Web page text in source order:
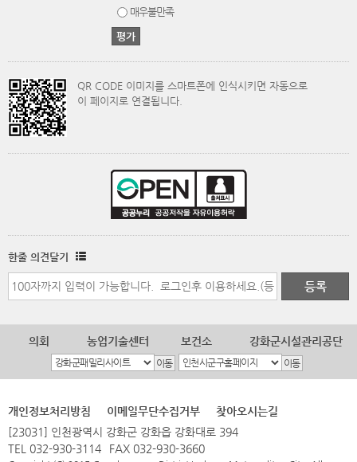
매우불만족
QR CODE 이미지를 스마트폰에 인식시키면 자동으로
이 페이지로 연결됩니다.
한줄 의견달기
의회 농업기술센터 보건소 강화군시설관리공단
개인정보처리방침 이메일무단수집거부
찾아오시는길
[23031] 인천광역시 강화군 강화읍 강화대로 394
TEL 032-930-3114
FAX 032-930-3660